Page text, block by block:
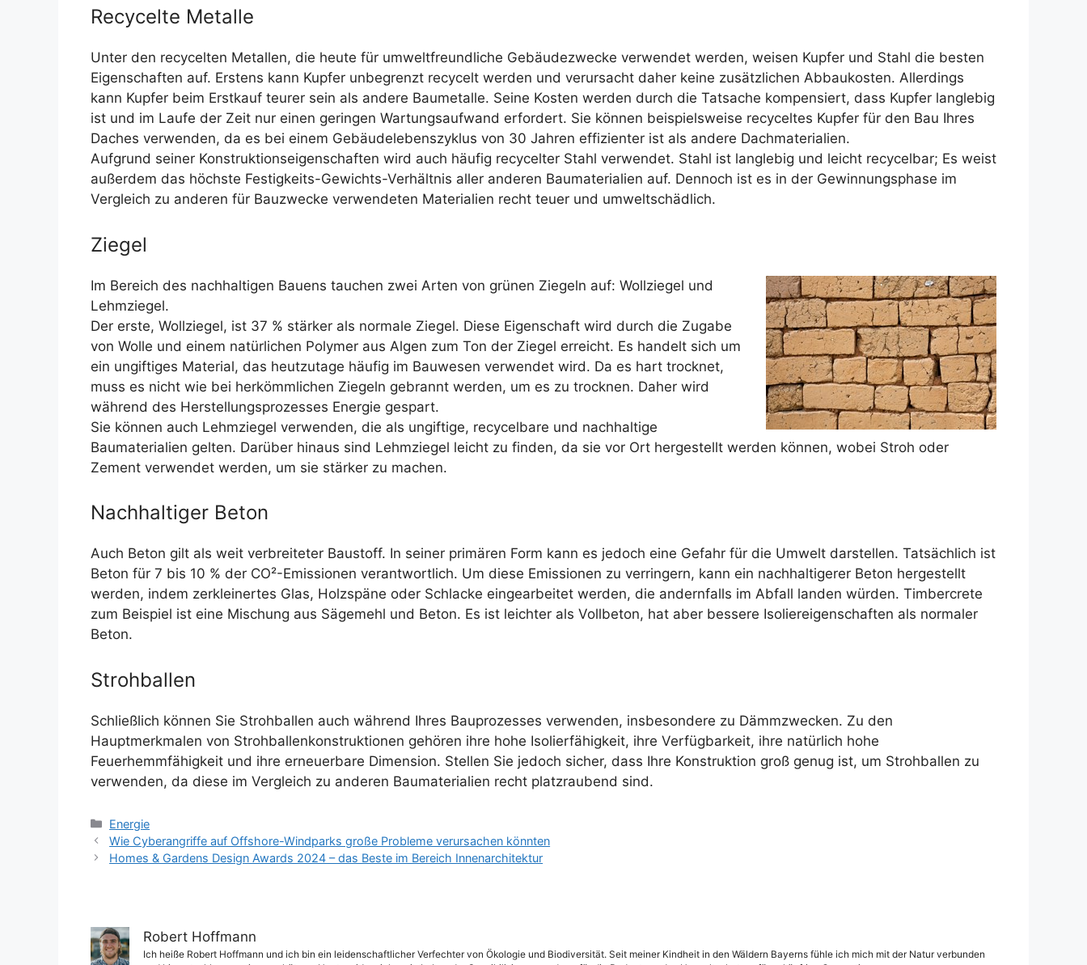
Recycelte Metalle
Unter den recycelten Metallen, die heute für umweltfreundliche Gebäudezwecke verwendet werden, weisen Kupfer und Stahl die besten
Eigenschaften auf. Erstens kann Kupfer unbegrenzt recycelt werden und verursacht daher keine zusätzlichen Abbaukosten. Allerdings
kann Kupfer beim Erstkauf teurer sein als andere Baumetalle. Seine Kosten werden durch die Tatsache kompensiert, dass Kupfer langlebig
ist und im Laufe der Zeit nur einen geringen Wartungsaufwand erfordert. Sie können beispielsweise recyceltes Kupfer für den Bau Ihres
Daches verwenden, da es bei einem Gebäudelebenszyklus von 30 Jahren effizienter ist als andere Dachmaterialien.
Aufgrund seiner Konstruktionseigenschaften wird auch häufig recycelter Stahl verwendet. Stahl ist langlebig und leicht recycelbar; Es weist
außerdem das höchste Festigkeits-Gewichts-Verhältnis aller anderen Baumaterialien auf. Dennoch ist es in der Gewinnungsphase im
Vergleich zu anderen für Bauzwecke verwendeten Materialien recht teuer und umweltschädlich.
Ziegel
Im Bereich des nachhaltigen Bauens tauchen zwei Arten von grünen Ziegeln auf: Wollziegel und
Lehmziegel.
Der erste, Wollziegel, ist 37 % stärker als normale Ziegel. Diese Eigenschaft wird durch die Zugabe
von Wolle und einem natürlichen Polymer aus Algen zum Ton der Ziegel erreicht. Es handelt sich um
ein ungiftiges Material, das heutzutage häufig im Bauwesen verwendet wird. Da es hart trocknet,
muss es nicht wie bei herkömmlichen Ziegeln gebrannt werden, um es zu trocknen. Daher wird
während des Herstellungsprozesses Energie gespart.
Sie können auch Lehmziegel verwenden, die als ungiftige, recycelbare und nachhaltige
Baumaterialien gelten. Darüber hinaus sind Lehmziegel leicht zu finden, da sie vor Ort hergestellt werden können, wobei Stroh oder
Zement verwendet werden, um sie stärker zu machen.
Nachhaltiger Beton
Auch Beton gilt als weit verbreiteter Baustoff. In seiner primären Form kann es jedoch eine Gefahr für die Umwelt darstellen. Tatsächlich ist
Beton für 7 bis 10 % der CO²-Emissionen verantwortlich. Um diese Emissionen zu verringern, kann ein nachhaltigerer Beton hergestellt
werden, indem zerkleinertes Glas, Holzspäne oder Schlacke eingearbeitet werden, die andernfalls im Abfall landen würden. Timbercrete
zum Beispiel ist eine Mischung aus Sägemehl und Beton. Es ist leichter als Vollbeton, hat aber bessere Isoliereigenschaften als normaler
Beton.
Strohballen
Schließlich können Sie Strohballen auch während Ihres Bauprozesses verwenden, insbesondere zu Dämmzwecken. Zu den
Hauptmerkmalen von Strohballenkonstruktionen gehören ihre hohe Isolierfähigkeit, ihre Verfügbarkeit, ihre natürlich hohe
Feuerhemmfähigkeit und ihre erneuerbare Dimension. Stellen Sie jedoch sicher, dass Ihre Konstruktion groß genug ist, um Strohballen zu
verwenden, da diese im Vergleich zu anderen Baumaterialien recht platzraubend sind.
Kategorien
Energie
Wie Cyberangriffe auf Offshore-Windparks große Probleme verursachen könnten
Homes & Gardens Design Awards 2024 – das Beste im Bereich Innenarchitektur
Robert Hoffmann
Ich heiße Robert Hoffmann und ich bin ein leidenschaftlicher Verfechter von Ökologie und Biodiversität. Seit meiner Kindheit in den Wäldern Bayerns fühle ich mich mit der Natur verbunden